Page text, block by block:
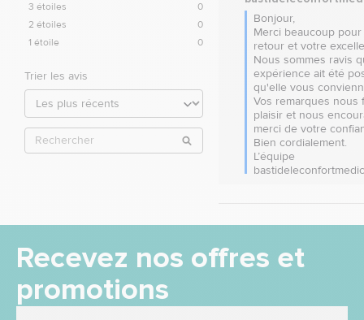
3 étoiles
0
2 étoiles
0
1 étoile 0
Trier les avis
Bonjour,
Merci beaucoup
retour et votre
Nous sommes ravis
expérience ait été
qu'elle vous
Vos remarques nous
plaisir et nous
merci de votre
Bien cordialement.
L’équipe
Recevez nos offres et
promotions